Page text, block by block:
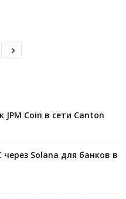
JPM Coin в сети Canton
через Solana для банков в